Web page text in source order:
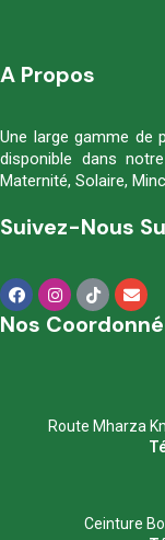
A Propos
Une large gamme de
disponible dans
Maternité, Solaire,
Suivez-Nous
Nos
Route Mharza
Ceinture